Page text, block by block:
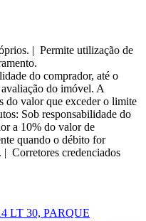
| Permite utilização de
do comprador, até o
do imóvel. A
do valor que exceder o limite
Sob responsabilidade do
a 10% do valor de
quando o débito for
Corretores credenciados
LT 30, PARQUE